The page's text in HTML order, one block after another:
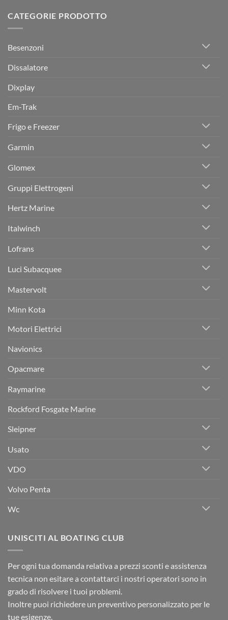
Vetroresina
Marino
Trapani
–
Serse
Assistenza
Sleipner
e
il
di
Manovra
CATEGORIE PRODOTTO
Besenzoni
Dissalatore
Dixplay
Em-Trak
Frigo e Freezer
Garmin
Glomex
Gruppi Elettrogeni
Hertz Marine
Italwinch
Lofrans
Luci Subacquee
Mastervolt
Minn Kota
Motori Elettrici
Navionics
Opacmare
Raymarine
Rockford Fosgate Marine
Sleipner
Usato
VDO
Volvo Penta
Wc
UNISCITI AL BOATING CLUB
Per ogni tua domanda relativa a prezzi sconti e assistenza
tecnica non esitare a contattarci i nostri operatori sono in
grado di risolvere i tuoi problemi.
Inoltre puoi richiedere un preventivo personalizzato per le
tue esigenze.